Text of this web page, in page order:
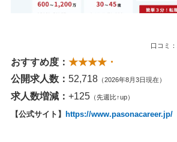
口コミ：
おすすめ度： ★★★★・
公開求人数： 52,718 （2026年8月3日現在）
求人数増減： +125 （先週比↑up）
【公式サイト】 https://www.pasonacareer.jp/